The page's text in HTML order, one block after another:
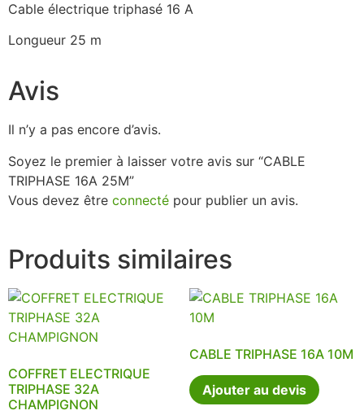
Cable électrique triphasé 16 A
Longueur 25 m
Avis
Il n’y a pas encore d’avis.
Soyez le premier à laisser votre avis sur “CABLE
TRIPHASE 16A 25M”
Vous devez être connecté pour publier un avis.
Produits similaires
COFFRET ELECTRIQUE
TRIPHASE 32A
CHAMPIGNON
CABLE TRIPHASE 16A 10M
Ajouter au devis